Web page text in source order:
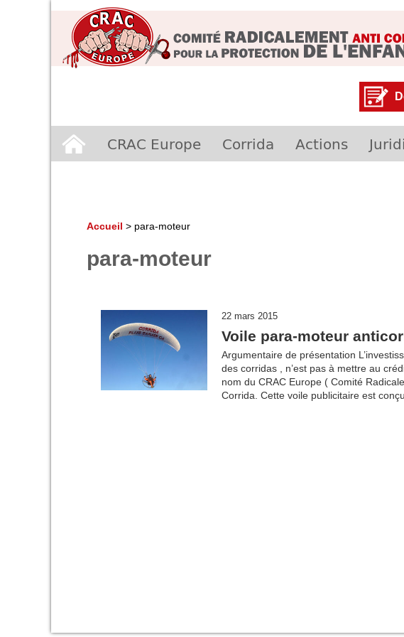
Aller
au
CRAC Europe Corrida Actions
Accueil > para-moteur
para-moteur
22 mars 2015
Voile para-moteur
Argumentaire de présentation
des corridas , n’est pas à mettre au
nom du CRAC Europe ( Comité
Corrida. Cette voile publicitaire est